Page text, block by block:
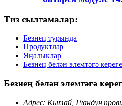
Тиз сылтамалар:
Безнең турында
Продуктлар
Яңалыклар
Безнең белән элемтәгә
Безнең белән элемтәгә
Адрес: Кытай, Гуандун